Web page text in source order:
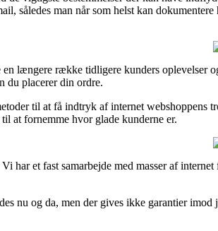
således man når som helst kan
længere række tidligere kunders oplevelser
du placerer din ordre.
til at få indtryk af internet
at fornemme hvor glade kunderne er.
har et fast samarbejde med masser af
nu og da, men der gives ikke garantier